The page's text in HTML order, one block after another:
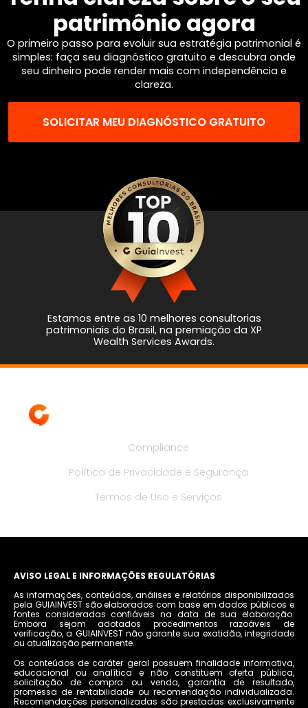
patrimônio agora
O primeiro passo para evoluir sua estratégia patrimonial é
simples: faça seu diagnóstico gratuito e descubra onde
seu dinheiro pode render mais com independência e
clareza.
SOLICITAR MEU DIAGNÓSTICO GRATUITO
Estamos entre as 10 melhores consultorias
patrimoniais do Brasil, na premiação da XP
Wealth Services Awards.
Compliance
Política de Privacidade e Segurança
Termos de Uso e Serviços
AVISO LEGAL E INFORMAÇÕES REGULATÓRIAS
As informações, conteúdos, análises e relatórios disponibilizados
pela GUIAINVEST são elaborados com base em dados públicos e
fontes consideradas confiáveis na data de sua elaboração.
Embora sejam adotados procedimentos razoáveis de
verificação, a GUIAINVEST não garante sua exatidão, integridade
ou atualização permanente.
Os conteúdos de caráter geral possuem finalidade informativa,
educacional ou analítica e não constituem oferta pública,
solicitação de compra ou venda, garantia de resultado,
promessa de rentabilidade ou recomendação individualizada.
Recomendações personalizadas são prestadas exclusivamente